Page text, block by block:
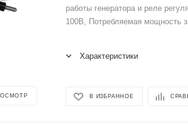
работы генератора и реле
100В, Потребляемая мощность
Характеристики
В ИЗБРАННОЕ